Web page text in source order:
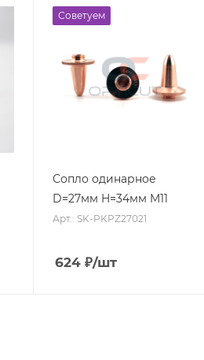
Советуем
Сопло одинарное
D=27мм H=34мм M11
Арт.: SK-PKPZ27021
624₽/шт